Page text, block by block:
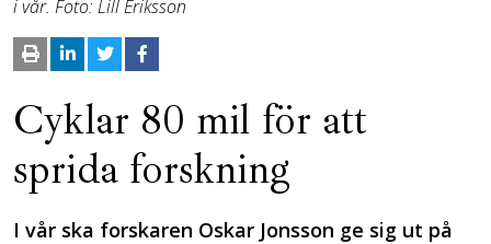
i vår. Foto: Lill Eriksson
Cyklar 80 mil för att
sprida forskning
I vår ska forskaren Oskar Jonsson ge sig ut på